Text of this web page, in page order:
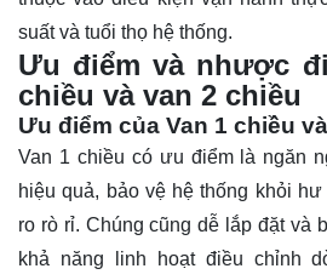
suất và tuổi thọ hệ thống.
Ưu điểm và nhược
chiều và van 2 chiều
Ưu điểm của Van 1 chiều
Van 1 chiều có ưu điểm là ngăn
hiệu quả, bảo vệ hệ thống khỏi
ro rò rỉ. Chúng cũng dễ lắp đặt và
khả năng linh hoạt điều chỉnh